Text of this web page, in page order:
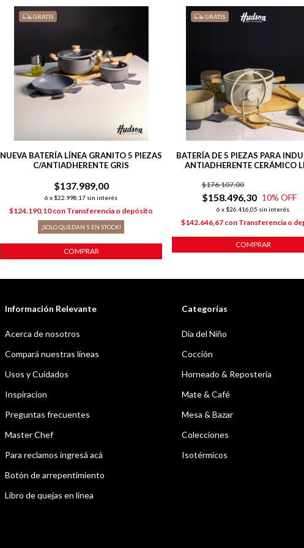
GRATIS
NUEVA BATERÍA LÍNEA GRANITO 5 PIEZAS
C/ANTIADHERENTE GRIS
$137.989,00
6 x $22.998,17 sin interés
$124.190,10con Transferencia o depósito
¡SOLO QUEDAN 5 EN STOCK!
COMPRAR
GRATIS
BATERÍA DE 5 PIEZAS PARA
ANTIADHERENTE CERÁMICO
$158.496,30
$176.107,00
10% OFF
6 x $26.416,05 sin interés
$142.646,67 con Transferencia o
COMPRAR
Información Relevante
Acerca de nosotros
Compará nuestras líneas
Usos y Cuidados
Inspiracion
Preguntas frecuentes
Master Chef
Para reclamos ingresá acá
Botón de arrepentimiento
Libro de quejas en línea
Categorías
Dia del Niño
Cocción
Horneado & Repostería
Mate & Café
Mesa & Bazar
Colecciones
Isotérmicos